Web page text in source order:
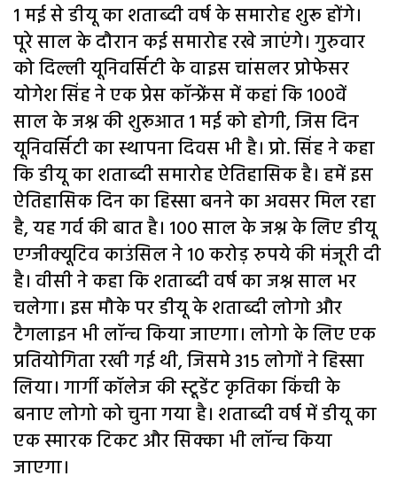
1 मई से डीयू का शताब्दी वर्ष के समारोह शुरू होंगे।
पूरे साल के दौरान कई समारोह रखे जाएंगे। गुरुवार
को दिल्ली यूनिवर्सिटी के वाइस चांसलर प्रोफेसर
योगेश सिंह ने एक प्रेस कॉन्फ्रेंस में कहां कि 100वें
साल के जश्न की शुरूआत 1 मई को होगी, जिस दिन
यूनिवर्सिटी का स्थापना दिवस भी है। प्रो. सिंह ने कहा
कि डीयू का शताब्दी समारोह ऐतिहासिक है। हमें इस
ऐतिहासिक दिन का हिस्सा बनने का अवसर मिल रहा
है, यह गर्व की बात है। 100 साल के जश्न के लिए डीयू
एग्जीक्यूटिव काउंसिल ने 10 करोड़ रुपये की मंजूरी दी
है। वीसी ने कहा कि शताब्दी वर्ष का जश्न साल भर
चलेगा। इस मौके पर डीयू के शताब्दी लोगो और
टैगलाइन भी लॉन्च किया जाएगा। लोगो के लिए एक
प्रतियोगिता रखी गई थी, जिसमे 315 लोगों ने हिस्सा
लिया। गार्गी कॉलेज की स्टूडेंट कृतिका किंची के
बनाए लोगो को चुना गया है। शताब्दी वर्ष में डीयू का
एक स्मारक टिकट और सिक्का भी लॉन्च किया
जाएगा।